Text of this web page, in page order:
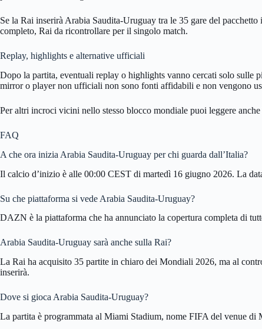
Se la Rai inserirà Arabia Saudita-Uruguay tra le 35 gare del
completo, Rai da ricontrollare per il singolo match.
Replay, highlights e alternative ufficiali
Dopo la partita, eventuali replay o highlights vanno cercati solo
mirror o player non ufficiali non sono fonti affidabili e non vengono
Per altri incroci vicini nello stesso blocco mondiale puoi leggere anche
FAQ
A che ora inizia Arabia Saudita-Uruguay per chi guarda dall’Italia?
Il calcio d’inizio è alle 00:00 CEST di martedì 16 giugno 2026. La
Su che piattaforma si vede Arabia Saudita-Uruguay?
DAZN è la piattaforma che ha annunciato la copertura completa di
Arabia Saudita-Uruguay sarà anche sulla Rai?
La Rai ha acquisito 35 partite in chiaro dei Mondiali 2026, ma al
inserirà.
Dove si gioca Arabia Saudita-Uruguay?
La partita è programmata al Miami Stadium, nome FIFA del venue